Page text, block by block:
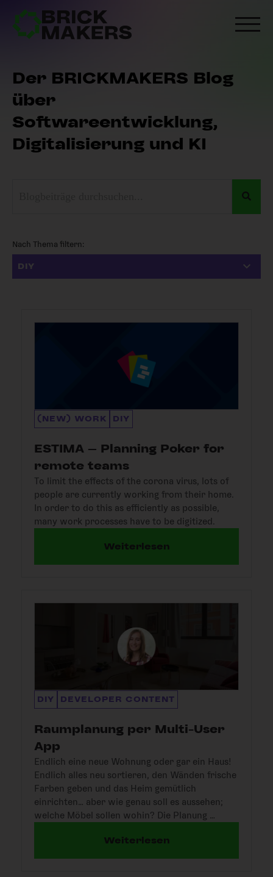
Der BRICKMAKERS Blog
über
Softwareentwicklung,
Digitalisierung und KI
Nach Thema filtern:
(NEW) WORK DIY
ESTIMA – Planning Poker for
remote teams
To limit the effects of the corona virus, lots of
people are currently working from their home.
In order to do this as efficiently as possible,
many work processes have to be digitized.
Weiterlesen
DIY DEVELOPER CONTENT
Raumplanung per Multi-User
App
Endlich eine neue Wohnung oder gar ein Haus!
Endlich alles neu sortieren, den Wänden frische
Farben geben und das Heim gemütlich
einrichten… aber wie genau soll es aussehen;
welche Möbel sollen wohin? Die Planung …
Weiterlesen